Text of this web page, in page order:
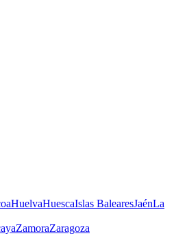
HuelvaHuescaIslas BalearesJaénLa
ZamoraZaragoza